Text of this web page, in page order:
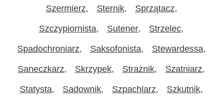
Szermierz Sternik Sprzątacz
Szczypiornista Sutener Strzelec
Spadochroniarz Saksofonista Stewardessa
Saneczkarz Skrzypek Strażnik Szatniarz
Statysta Sadownik Szpachlarz Szkutnik